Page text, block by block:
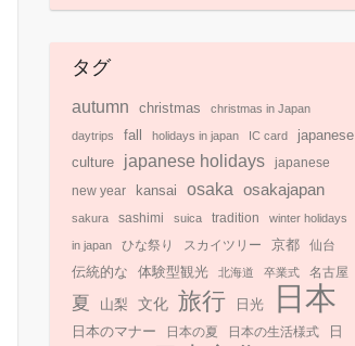
タグ
autumn christmas christmas in Japan
daytrips fall holidays in japan IC card
japanese
culture
japanese holidays japanese
new year kansai osaka osakajapan
sakura sashimi suica tradition winter holidays
in japan ひな祭り スカイツリー 京都 仙台
伝統的な 体験型観光 北海道 卒業式 名古屋
夏 山梨 文化 旅行 日光 日本
日本のマナー 日本の夏 日本の生活様式 日